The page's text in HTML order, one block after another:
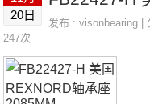
31.CO6202.C3(J30)法
格,3313SC3采购 热销型
6-37E1Z，P4BE215-
20日
发布 :visonbearing |
247次